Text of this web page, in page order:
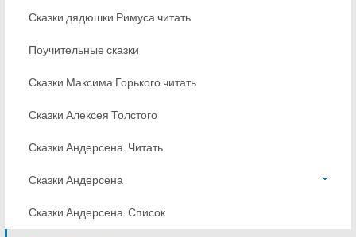
Сказки дядюшки Римуса читать
Поучительные сказки
Сказки Максима Горького читать
Сказки Алексея Толстого
Сказки Андерсена. Читать
Сказки Андерсена
Сказки Андерсена. Список